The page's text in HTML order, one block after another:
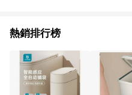
熱銷排行榜